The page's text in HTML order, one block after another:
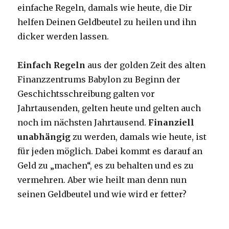
einfache Regeln, damals wie heute, die Dir
helfen Deinen Geldbeutel zu heilen und ihn
dicker werden lassen.
Einfach Regeln aus der golden Zeit des alten
Finanzzentrums Babylon zu Beginn der
Geschichtsschreibung galten vor
Jahrtausenden, gelten heute und gelten auch
noch im nächsten Jahrtausend. Finanziell
unabhängig zu werden, damals wie heute, ist
für jeden möglich. Dabei kommt es darauf an
Geld zu „machen“, es zu behalten und es zu
vermehren. Aber wie heilt man denn nun
seinen Geldbeutel und wie wird er fetter?